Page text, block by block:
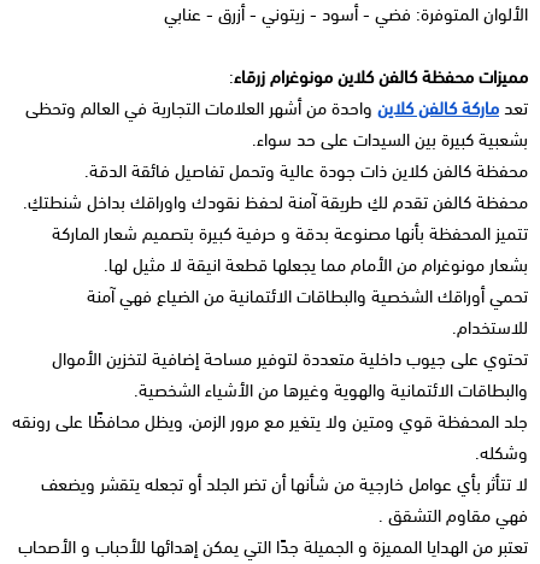
الألوان المتوفرة: فضي - أسود - زيتوني - أزرق - عنابي
مميزات محفظة كالفن كلاين مونوغرام زرقاء:
تعدماركة كالفن كلاين واحدة من أشهر العلامات التجارية في العالم وتحظى
بشعبية كبيرة بين السيدات على حد سواء.
محفظة كالفن كلاين ذات جودة عالية وتحمل تفاصيل فائقة الدقة.
محفظة كالفن تقدم لكِ طريقة آمنة لحفظ نقودك واوراقك بداخل شنطتكِ.
تتميز المحفظة بأنها مصنوعة بدقة و حرفية كبيرة بتصميم شعار الماركة
بشعار مونوغرام من الأمام مما يجعلها قطعة انيقة لا مثيل لها.
تحمي أوراقك الشخصية والبطاقات الائتمانية من الضياع فهي آمنة
للاستخدام.
تحتوي على جيوب داخلية متعددة لتوفير مساحة إضافية لتخزين الأموال
والبطاقات الائتمانية والهوية وغيرها من الأشياء الشخصية.
جلد المحفظة قوي ومتين ولا يتغير مع مرور الزمن، ويظل محافظًا على رونقه
وشكله.
لا تتأثر بأي عوامل خارجية من شأنها أن تضر الجلد أو تجعله يتقشر ويضعف
فهي مقاوم التشقق .
تعتبر من الهدايا المميزة و الجميلة جدًا التي يمكن إهدائها للأحباب و الأصحاب